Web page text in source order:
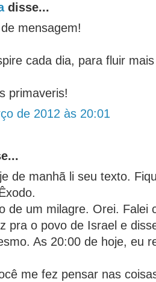
disse...
mensagem!
cada dia, para fluir
primaveris!
de 2012 às 20:01
de manhã li seu texto.
de um milagre. Orei. Falei
pra o povo de Israel e
As 20:00 de hoje, eu
me fez pensar nas